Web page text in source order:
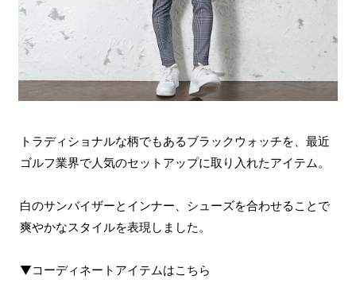
トラディショナルな柄でもあるブラックウォッチを、最近
ゴルフ業界で人気のセットアップに取り入れたアイテム。
白のサンバイザーとインナー、シューズを合わせることで
爽やかなスタイルを表現しました。
▼コーディネートアイテムはこちら